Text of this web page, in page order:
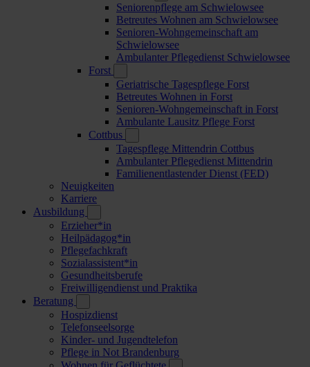
Seniorenpflege am Schwielowsee
Betreutes Wohnen am Schwielowsee
Senioren-Wohngemeinschaft am
Schwielowsee
Ambulanter Pflegedienst Schwielowsee
Forst
Geriatrische Tagespflege Forst
Betreutes Wohnen in Forst
Senioren-Wohngemeinschaft in Forst
Ambulante Lausitz Pflege Forst
Cottbus
Tagespflege Mittendrin Cottbus
Ambulanter Pflegedienst Mittendrin
Familienentlastender Dienst (FED)
Neuigkeiten
Karriere
Ausbildung
Erzieher*in
Heilpädagog*in
Pflegefachkraft
Sozialassistent*in
Gesundheitsberufe
Freiwilligendienst und Praktika
Beratung
Hospizdienst
Telefonseelsorge
Kinder- und Jugendtelefon
Pflege in Not Brandenburg